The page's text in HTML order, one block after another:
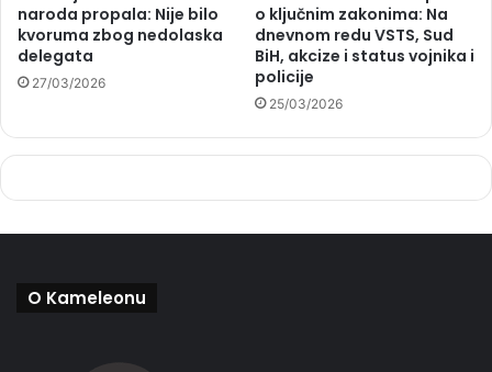
naroda propala: Nije bilo
kvoruma zbog nedolaska
delegata
27/03/2026
o ključnim zakonima: Na
dnevnom redu VSTS, Sud
BiH, akcize i status vojnika i
policije
25/03/2026
O Kameleonu